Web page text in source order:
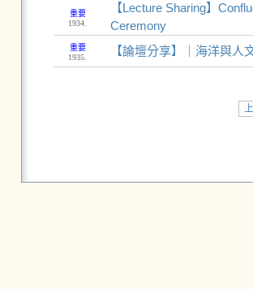
重要
1934.
【Lecture Sharing】
Ceremony
重要
1935.
【論壇分享】｜海洋與